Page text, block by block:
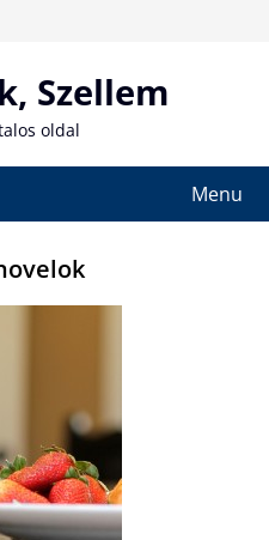
Szellem
oldal
Menu